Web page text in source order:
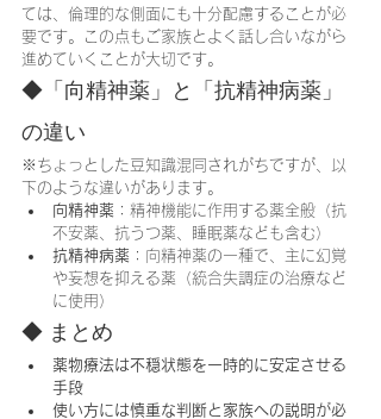
ては、倫理的な側面にも十分配慮することが必
要です。この点もご家族とよく話し合いながら
進めていくことが大切です。
◆「向精神薬」と「抗精神病薬」
の違い
※ちょっとした豆知識混同されがちですが、以
下のような違いがあります。
向精神薬 ：精神機能に作用する薬全般（抗
不安薬、抗うつ薬、睡眠薬なども含む）
抗精神病薬 ：向精神薬の一種で、主に幻覚
や妄想を抑える薬（統合失調症の治療など
に使用）
◆ まとめ
薬物療法は不穏状態を一時的に安定させる
手段
使い方には慎重な判断と家族への説明が必